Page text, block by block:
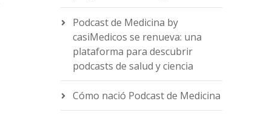
Podcast de Medicina by
casiMedicos se renueva: una
plataforma para descubrir
podcasts de salud y ciencia
Cómo nació Podcast de Medicina